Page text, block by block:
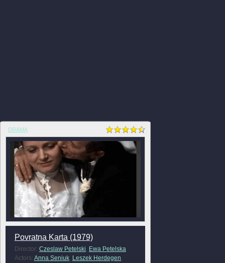
DRAMA
Povratna Karta (1979)
Director: Czeslaw Petelski, Ewa Petelska
Actors: Anna Seniuk, Leszek Herdegen,